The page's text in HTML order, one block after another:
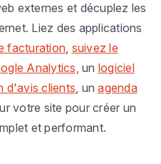
externes et décuplez les
Liez des applications
facturation, suivez le
Analytics, un logiciel
d'avis clients, unagenda
votre site pour créer un
et performant.